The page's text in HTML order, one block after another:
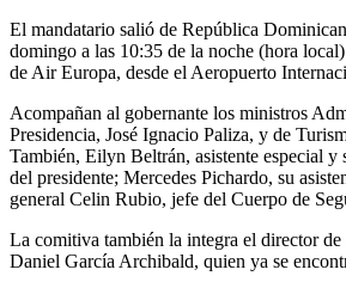
El mandatario salió de República
domingo a las 10:35 de la noche (hora
de Air Europa, desde el Aeropuerto
Acompañan al gobernante los ministros
Presidencia, José Ignacio Paliza, y de
También, Eilyn Beltrán, asistente especial y
del presidente; Mercedes Pichardo, su
general Celin Rubio, jefe del Cuerpo de
La comitiva también la integra el director de
Daniel García Archibald, quien ya se